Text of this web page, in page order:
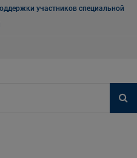
участников специальной